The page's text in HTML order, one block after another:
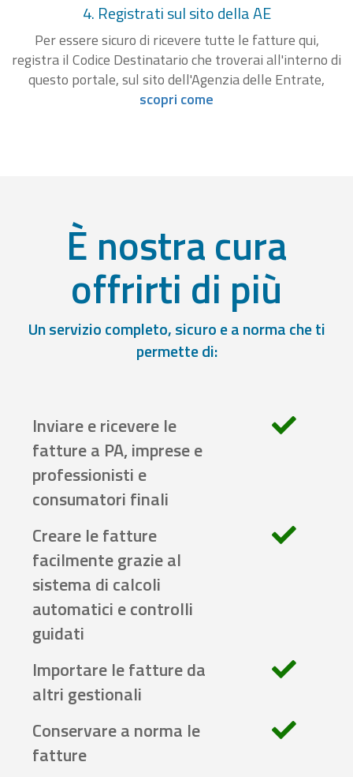
4. Registrati sul sito della AE
Per essere sicuro di ricevere tutte le fatture qui,
registra il Codice Destinatario che troverai all'interno di
questo portale, sul sito dell'Agenzia delle Entrate,
scopri come
È nostra cura
offrirti di più
Un servizio completo, sicuro e a norma che ti
permette di:
Inviare e ricevere le
fatture a PA, imprese e
professionisti e
consumatori finali
Creare le fatture
facilmente grazie al
sistema di calcoli
automatici e controlli
guidati
Importare le fatture da
altri gestionali
Conservare a norma le
fatture